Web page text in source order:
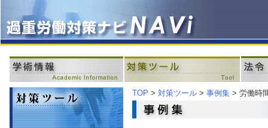
TOP > 対策ツール > 事例集 > 労働時